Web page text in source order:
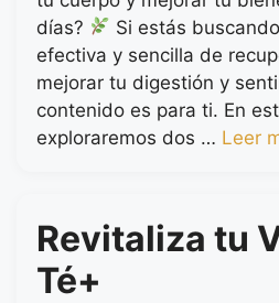
días?
Si estás
efectiva y sencilla de
mejorar tu digestión y
contenido es para ti. En
exploraremos dos … Leer
Revitaliza tu
Té+